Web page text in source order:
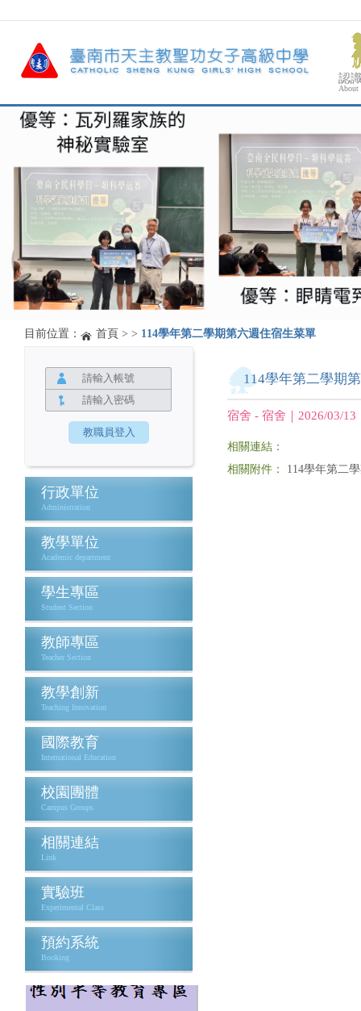
認
About
目前位置： 首頁 > > 114學年第二學期第六週住宿生菜單
行政單位
Administration
教學單位
Academic department
學生專區
Student Section
教師專區
Teacher Section
教學創新
Teaching Innovation
國際教育
International Education
校園團體
Campus Groups
相關連結
Link
實驗班
Experimental Class
預約系統
Booking
114學年第二學期
宿舍 - 宿舍｜2026/03/13
相關連結：
相關附件： 114學年第二